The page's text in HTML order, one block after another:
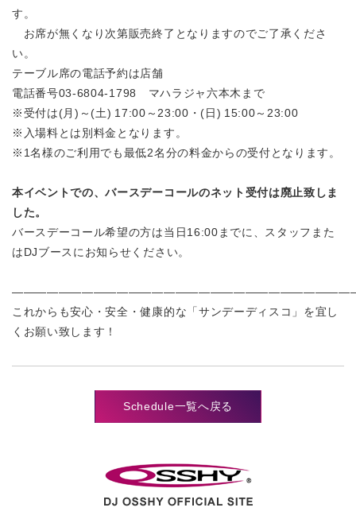
す。
お席が無くなり次第販売終了となりますのでご了承くださ
い。
テーブル席の電話予約は店舗
電話番号03-6804-1798 マハラジャ六本木まで
※受付は(月)～(土) 17:00～23:00・(日) 15:00～23:00
※入場料とは別料金となります。
※1名様のご利用でも最低2名分の料金からの受付となります。
本イベントでの、バースデーコールのネット受付は廃止致しま
した。
バースデーコール希望の方は当日16:00までに、スタッフまた
はDJブースにお知らせください。
これからも安心・安全・健康的な「サンデーディスコ」を宜し
くお願い致します！
Schedule一覧へ戻る